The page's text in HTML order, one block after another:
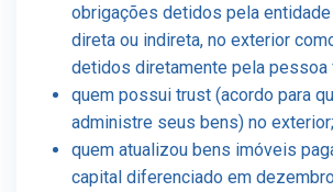
obrigações detidos pela entidade
direta ou indireta, no exterior
detidos diretamente pela pessoa
quem possui trust (acordo para
administre seus bens) no exterior;
quem atualizou bens imóveis
capital diferenciado em